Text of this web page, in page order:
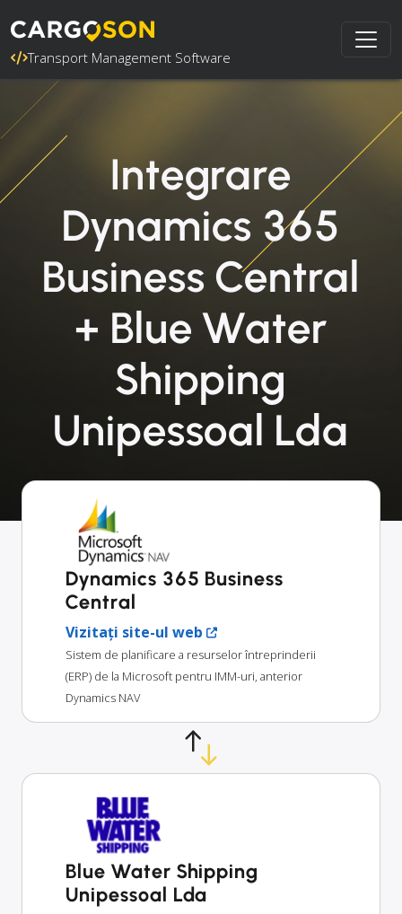
Transport Management Software
Integrare
Dynamics 365
Business Central
+ Blue Water
Shipping
Unipessoal Lda
Dynamics 365 Business
Central
Vizitați site-ul web
Sistem de planificare a resurselor întreprinderii
(ERP) de la Microsoft pentru IMM-uri, anterior
Dynamics NAV
Blue Water Shipping
Unipessoal Lda